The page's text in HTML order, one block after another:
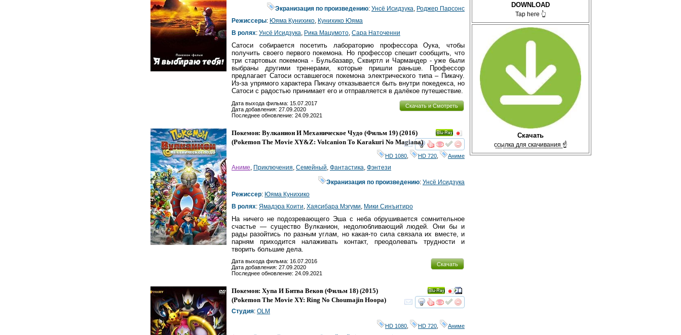
DOWNLOAD
Tap here 👆
Скачать
с̲с̲ы̲л̲к̲а̲ ̲д̲л̲я̲ ̲с̲к̲а̲ч̲и̲в̲а̲н̲и̲я̲ ☝
Экранизация по произведению: Унсё Исидзука, Роджер Парсонс
Режиссеры: Юяма Кунихико, Кунихико Юяма
В ролях: Унсё Исидзука, Рика Мацумото, Сара Наточенни
Сатоси собирается посетить лабораторию профессора Оука, чтобы
получить своего первого покемона. Но профессор спешит сообщить, что
три стартовых покемона - Бульбазавр, Сквиртл и Чармандер - уже были
выбраны другими тренерами, которые пришли раньше. Профессор
предлагает Сатоси оставшегося покемона электрического типа – Пикачу.
Из-за упрямого характера Пикачу отказывается быть внутри покедекса, но
Сатоси с радостью принимает его и отправляется в далёкое путешествие.
Скачать и Смотреть
Дата выхода фильма: 15.07.2017
Дата добавления: 27.09.2020
Последнее обновление: 24.09.2021
смотретьинтересует
Ray
Покемон: Вулканион И Механическое Чудо (Фильм 19) (2016)
(Pokemon The Movie XY&Z: Volcanion To Karakuri No Magiana)
HD 1080 HD 720 Аниме
Аниме Приключения Семейный Фантастика Фэнтези
Экранизация по произведению: Унсё Исидзука
Режиссер: Юяма Кунихико
В ролях: Ямадэра Коити Хаясибара Мэгуми Мики Синъитиро
На ничего не подозревающего Эша с неба обрушивается сомнительное
счастье — существо Вулканион, недолюбливающий людей. Они бы и
рады разойтись по разным углам, но какая-то сила связала их вместе, и
парням приходится налаживать контакт, преодолевать трудности и
творить большие дела.
Скачать
Дата выхода фильма: 16.07.2016
Дата добавления: 27.09.2020
Последнее обновление: 24.09.2021
смотретьинтересует
Ray
Покемон: Хупа И Битва Веков (Фильм 18) (2015)
(Pokemon The Movie XY: Ring No Choumajin Hoopa)
Студия: OLM
HD 1080 HD 720 Аниме